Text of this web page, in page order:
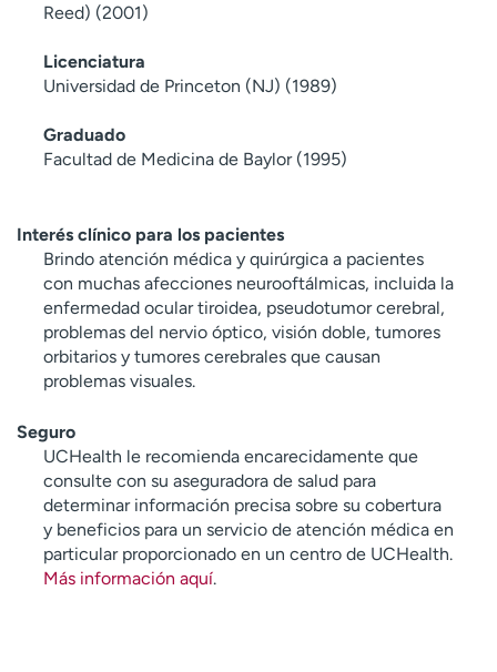
Reed) (2001)
Licenciatura
Universidad de Princeton (NJ) (1989)
Graduado
Facultad de Medicina de Baylor (1995)
Interés clínico para los pacientes
Brindo atención médica y quirúrgica a pacientes
con muchas afecciones neurooftálmicas, incluida la
enfermedad ocular tiroidea, pseudotumor cerebral,
problemas del nervio óptico, visión doble, tumores
orbitarios y tumores cerebrales que causan
problemas visuales.
Seguro
UCHealth le recomienda encarecidamente que
consulte con su aseguradora de salud para
determinar información precisa sobre su cobertura
y beneficios para un servicio de atención médica en
particular proporcionado en un centro de UCHealth.
Más información aquí.